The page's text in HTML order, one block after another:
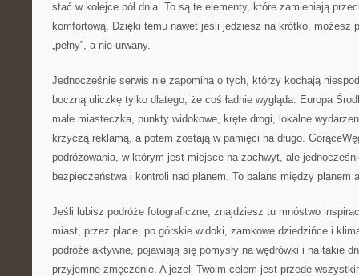
stać w kolejce pół dnia. To są te elementy, które zamieniają
komfortową. Dzięki temu nawet jeśli jedziesz na krótko, możesz
„pełny”, a nie urwany.
Jednocześnie serwis nie zapomina o tych, którzy kochają
boczną uliczkę tylko dlatego, że coś ładnie wygląda. Europa
małe miasteczka, punkty widokowe, kręte drogi, lokalne
krzyczą reklamą, a potem zostają w pamięci na długo.
podróżowania, w którym jest miejsce na zachwyt, ale
bezpieczeństwa i kontroli nad planem. To balans między planem
Jeśli lubisz podróże fotograficzne, znajdziesz tu mnóstwo
miast, przez place, po górskie widoki, zamkowe dziedzińce i
podróże aktywne, pojawiają się pomysły na wędrówki i na takie
przyjemne zmęczenie. A jeżeli Twoim celem jest przede